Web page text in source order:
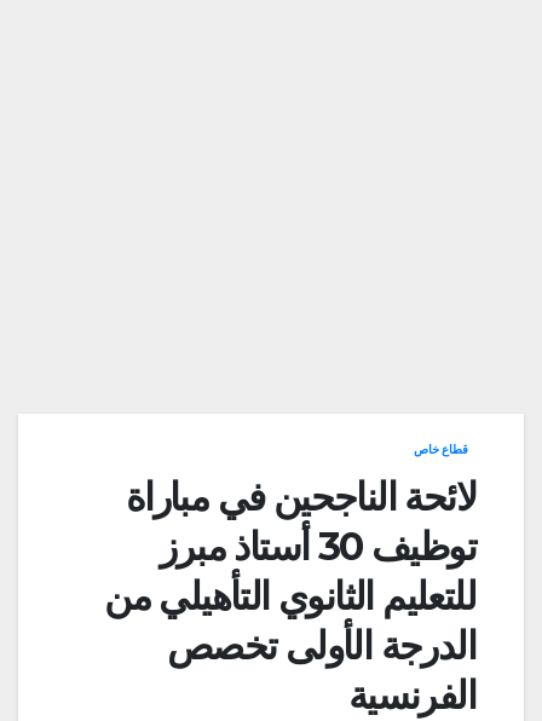
قطاع خاص
لائحة الناجحين في مباراة
توظيف 30 أستاذ مبرز
للتعليم الثانوي التأهيلي من
الدرجة الأولى تخصص
الفرنسية